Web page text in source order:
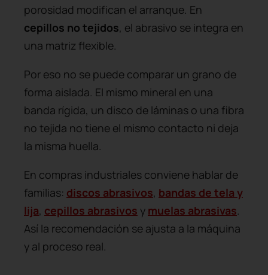
porosidad modifican el arranque. En
cepillos no tejidos, el abrasivo se integra en
una matriz flexible.
Por eso no se puede comparar un grano de
forma aislada. El mismo mineral en una
banda rígida, un disco de láminas o una fibra
no tejida no tiene el mismo contacto ni deja
la misma huella.
En compras industriales conviene hablar de
familias: discos abrasivos, bandas de tela y
lija, cepillos abrasivos y muelas abrasivas.
Así la recomendación se ajusta a la máquina
y al proceso real.